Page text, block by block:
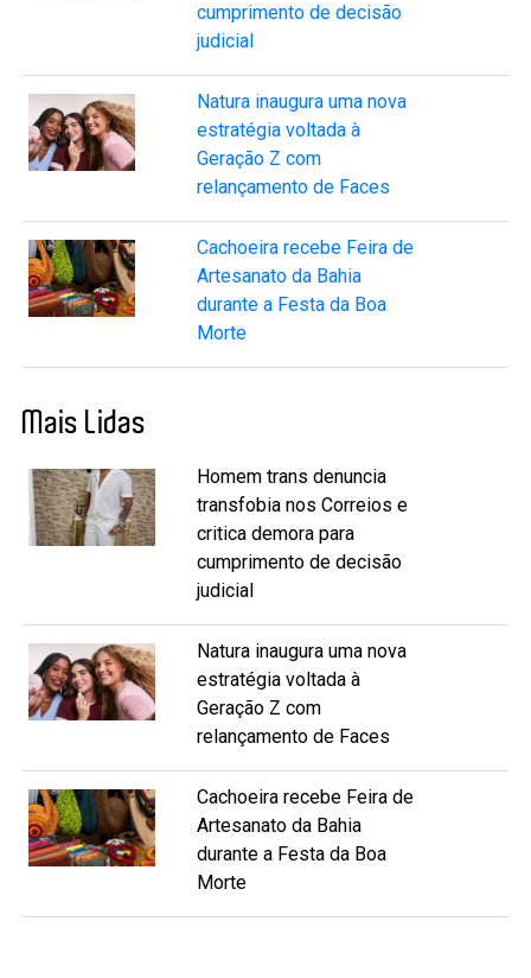
cumprimento de decisão
judicial
Natura inaugura uma nova
estratégia voltada à
Geração Z com
relançamento de Faces
Cachoeira recebe Feira de
Artesanato da Bahia
durante a Festa da Boa
Morte
Mais Lidas
Homem trans denuncia
transfobia nos Correios e
critica demora para
cumprimento de decisão
judicial
Natura inaugura uma nova
estratégia voltada à
Geração Z com
relançamento de Faces
Cachoeira recebe Feira de
Artesanato da Bahia
durante a Festa da Boa
Morte